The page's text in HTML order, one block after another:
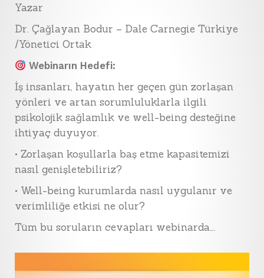
Yazar
Dr. Çağlayan Bodur – Dale Carnegie Türkiye
/Yönetici Ortak
Webinarın Hedefi:
İş insanları, hayatın her geçen gün zorlaşan
yönleri ve artan sorumluluklarla ilgili
psikolojik sağlamlık ve well-being desteğine
ihtiyaç duyuyor.
• Zorlaşan koşullarla baş etme kapasitemizi
nasıl genişletebiliriz?
• Well-being kurumlarda nasıl uygulanır ve
verimliliğe etkisi ne olur?
Tüm bu soruların cevapları webinarda….